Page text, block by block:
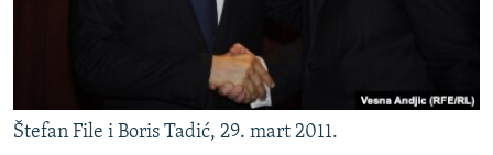
Štefan File i Boris Tadić, 29. mart 2011.